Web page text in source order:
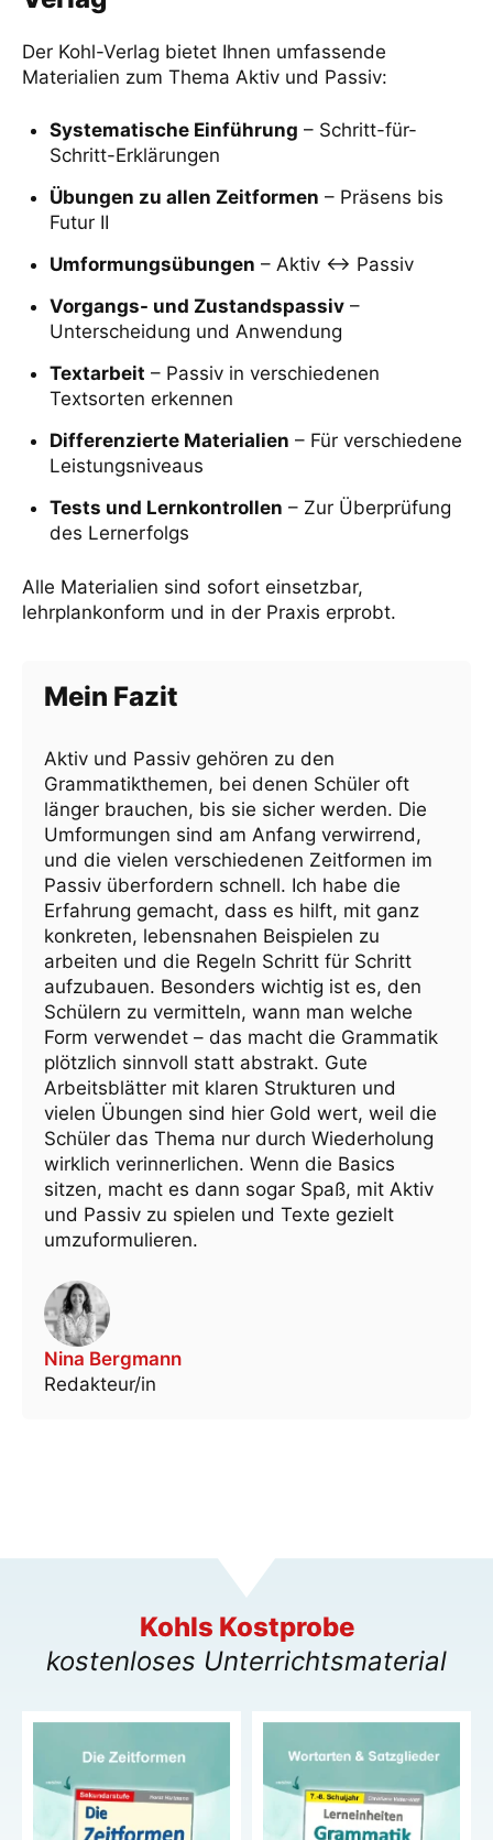
Der Kohl-Verlag bietet Ihnen umfassende
Materialien zum Thema Aktiv und Passiv:
Systematische Einführung – Schritt-für-
Schritt-Erklärungen
Übungen zu allen Zeitformen – Präsens bis
Futur II
Umformungsübungen – Aktiv ↔ Passiv
Vorgangs- und Zustandspassiv –
Unterscheidung und Anwendung
Textarbeit – Passiv in verschiedenen
Textsorten erkennen
Differenzierte Materialien – Für verschiedene
Leistungsniveaus
Tests und Lernkontrollen – Zur Überprüfung
des Lernerfolgs
Alle Materialien sind sofort einsetzbar,
lehrplankonform und in der Praxis erprobt.
Mein Fazit
Aktiv und Passiv gehören zu den
Grammatikthemen, bei denen Schüler oft
länger brauchen, bis sie sicher werden. Die
Umformungen sind am Anfang verwirrend,
und die vielen verschiedenen Zeitformen im
Passiv überfordern schnell. Ich habe die
Erfahrung gemacht, dass es hilft, mit ganz
konkreten, lebensnahen Beispielen zu
arbeiten und die Regeln Schritt für Schritt
aufzubauen. Besonders wichtig ist es, den
Schülern zu vermitteln, wann man welche
Form verwendet – das macht die Grammatik
plötzlich sinnvoll statt abstrakt. Gute
Arbeitsblätter mit klaren Strukturen und
vielen Übungen sind hier Gold wert, weil die
Schüler das Thema nur durch Wiederholung
wirklich verinnerlichen. Wenn die Basics
sitzen, macht es dann sogar Spaß, mit Aktiv
und Passiv zu spielen und Texte gezielt
umzuformulieren.
Nina Bergmann
Redakteur/in
Kohls Kostprobe
kostenloses Unterrichtsmaterial